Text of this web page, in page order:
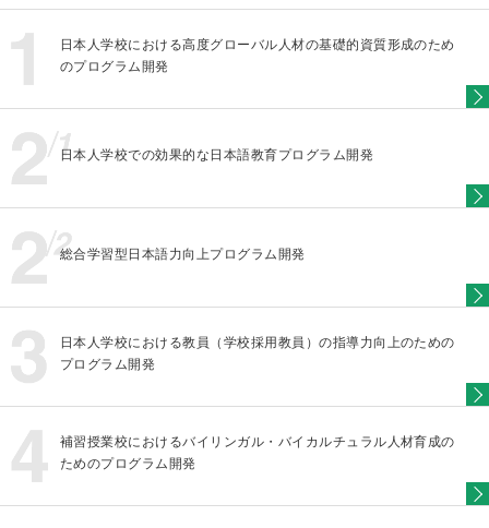
日本人学校における高度グローバル人材の基礎的資質形成のため
のプログラム開発
日本人学校での効果的な日本語教育プログラム開発
総合学習型日本語力向上プログラム開発
日本人学校における教員（学校採用教員）の指導力向上のための
プログラム開発
補習授業校におけるバイリンガル・バイカルチュラル人材育成の
ためのプログラム開発